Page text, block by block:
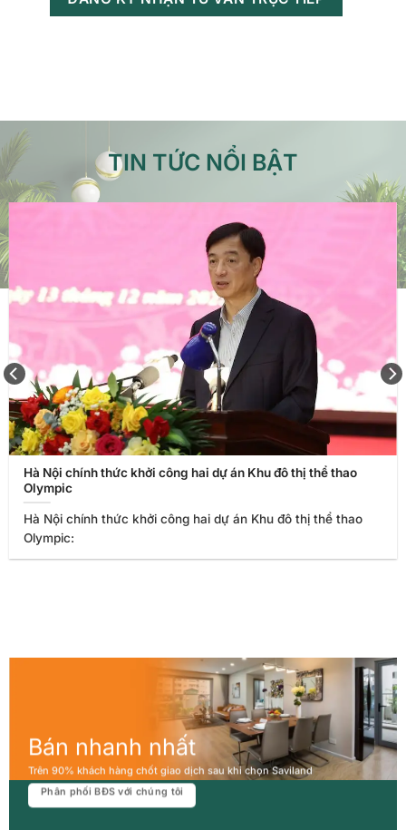
TIN TỨC NỔI BẬT
Hà Nội chính thức khởi công hai dự án Khu đô thị thể thao
Olympic
Hà Nội chính thức khởi công hai dự án Khu đô thị thể thao
Olympic:
Bán nhanh nhất
Trên 90% khách hàng chốt giao dịch sau khi chọn Saviland
Phân phối BĐS với chúng tôi